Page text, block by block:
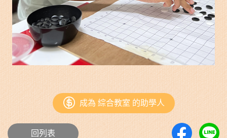
成為 綜合教室 的助學人
回列表